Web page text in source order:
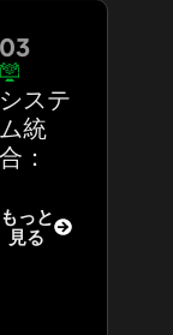
03
システ
ム統
合：
もっと
見る